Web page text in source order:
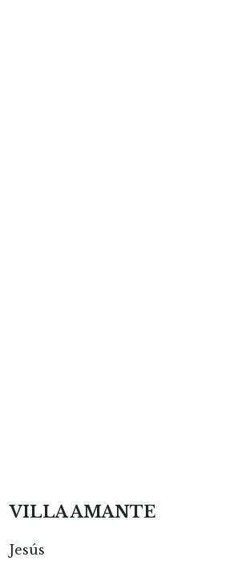
VILLA AMANTE
Jesús